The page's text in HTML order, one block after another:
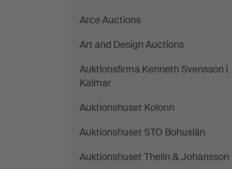
Arce Auctions
Art and Design Auctions
Auktionsfirma Kenneth Svensson i
Kalmar
Auktionshuset Kolonn
Auktionshuset STO Bohuslän
Auktionshuset Thelin & Johansson